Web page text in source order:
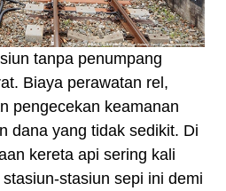
tanpa penumpang
Biaya perawatan rel,
pengecekan keamanan
dana yang tidak sedikit. Di
kereta api sering kali
stasiun sepi ini demi